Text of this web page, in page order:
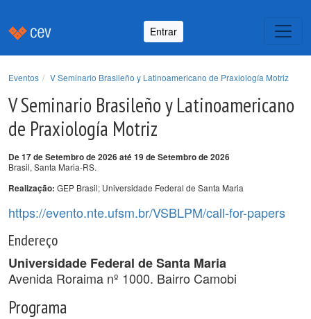
Entrar
Eventos V Seminario Brasileño y Latinoamericano de Praxiología Motriz
V Seminario Brasileño y Latinoamericano
de Praxiología Motriz
De 17 de Setembro de 2026 até 19 de Setembro de 2026
Brasil, Santa Maria-RS.
Realização: GEP Brasil; Universidade Federal de Santa Maria
https://evento.nte.ufsm.br/VSBLPM/call-for-papers
Endereço
Universidade Federal de Santa Maria
Avenida Roraima nº 1000. Bairro Camobi
Programa